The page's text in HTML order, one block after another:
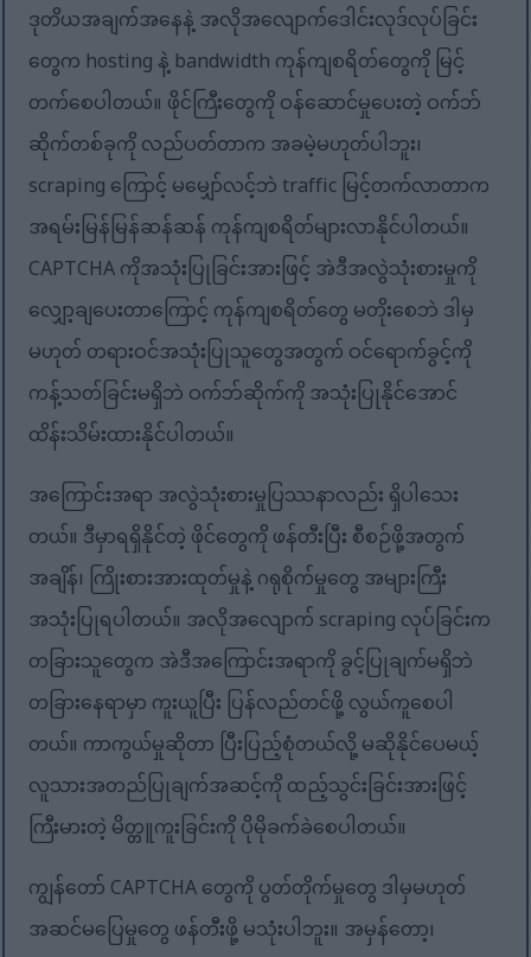
ဒုတိယအချက်အနေနဲ့ အလိုအလျောက်ဒေါင်းလုဒ်လုပ်ခြင်း
တွေက hosting နဲ့ bandwidth ကုန်ကျစရိတ်တွေကို မြင့်
တက်စေပါတယ်။ ဖိုင်ကြီးတွေကို ဝန်ဆောင်မှုပေးတဲ့ ဝက်ဘ်
ဆိုက်တစ်ခုကို လည်ပတ်တာက အခမဲ့မဟုတ်ပါဘူး၊
scraping ကြောင့် မမျှော်လင့်ဘဲ traffic မြင့်တက်လာတာက
အရမ်းမြန်မြန်ဆန်ဆန် ကုန်ကျစရိတ်များလာနိုင်ပါတယ်။
CAPTCHA ကိုအသုံးပြုခြင်းအားဖြင့် အဲဒီအလွဲသုံးစားမှုကို
လျှော့ချပေးတာကြောင့် ကုန်ကျစရိတ်တွေ မတိုးစေဘဲ ဒါမှ
မဟုတ် တရားဝင်အသုံးပြုသူတွေအတွက် ဝင်ရောက်ခွင့်ကို
ကန့်သတ်ခြင်းမရှိဘဲ ဝက်ဘ်ဆိုက်ကို အသုံးပြုနိုင်အောင်
ထိန်းသိမ်းထားနိုင်ပါတယ်။
အကြောင်းအရာ အလွဲသုံးစားမှုပြဿနာလည်း ရှိပါသေး
တယ်။ ဒီမှာရရှိနိုင်တဲ့ ဖိုင်တွေကို ဖန်တီးပြီး စီစဉ်ဖို့အတွက်
အချိန်၊ ကြိုးစားအားထုတ်မှုနဲ့ ဂရုစိုက်မှုတွေ အများကြီး
အသုံးပြုရပါတယ်။ အလိုအလျောက် scraping လုပ်ခြင်းက
တခြားသူတွေက အဲဒီအကြောင်းအရာကို ခွင့်ပြုချက်မရှိဘဲ
တခြားနေရာမှာ ကူးယူပြီး ပြန်လည်တင်ဖို့ လွယ်ကူစေပါ
တယ်။ ကာကွယ်မှုဆိုတာ ပြီးပြည့်စုံတယ်လို့ မဆိုနိုင်ပေမယ့်
လူသားအတည်ပြုချက်အဆင့်ကို ထည့်သွင်းခြင်းအားဖြင့်
ကြီးမားတဲ့ မိတ္တူကူးခြင်းကို ပိုမိုခက်ခဲစေပါတယ်။
ကျွန်တော် CAPTCHA တွေကို ပွတ်တိုက်မှုတွေ ဒါမှမဟုတ်
အဆင်မပြေမှုတွေ ဖန်တီးဖို့ မသုံးပါဘူး။ အမှန်တော့၊